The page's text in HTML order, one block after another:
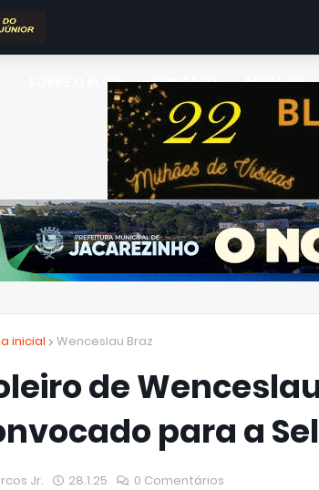
SOBRE O BLOG CONTATO MIDIA KIT
inicial Wenceslau Braz
de
para a
Jr. 28.1.25 0 Comentários